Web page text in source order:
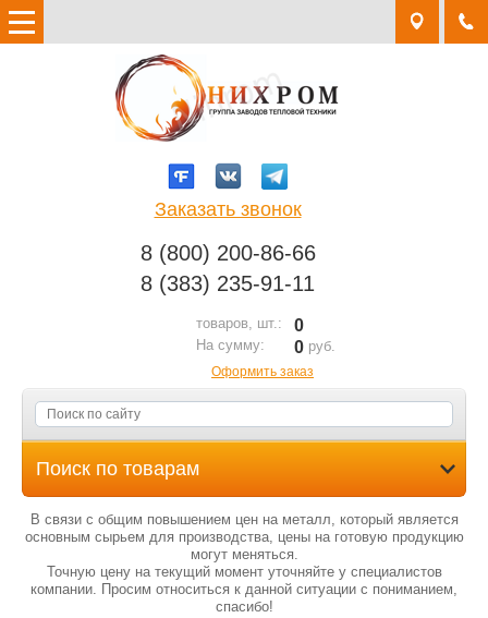
Заказать звонок
8 (800) 200-86-66
8 (383) 235-91-11
товаров, шт.: 0
На сумму: 0 руб.
Оформить заказ
Поиск по товарам
В связи с общим повышением цен на металл, который является
основным сырьем для производства, цены на готовую продукцию
могут меняться.
Точную цену на текущий момент уточняйте у специалистов
компании. Просим относиться к данной ситуации с пониманием,
спасибо!